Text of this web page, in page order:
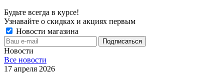
Будьте всегда в курсе!
Узнавайте о скидках и акциях первым
Новости магазина
Новости
Все новости
17 апреля 2026